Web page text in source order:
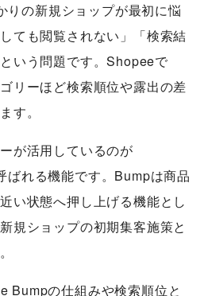
の新規ショップが最初に悩
ても閲覧されない」「検索結
いう問題です。Shopeeで
リーほど検索順位や露出の差
す。
が活用しているのが
ばれる機能です。Bumpは商品
い状態へ押し上げる機能とし
規ショップの初期集客施策と
Bumpの仕組みや検索順位と